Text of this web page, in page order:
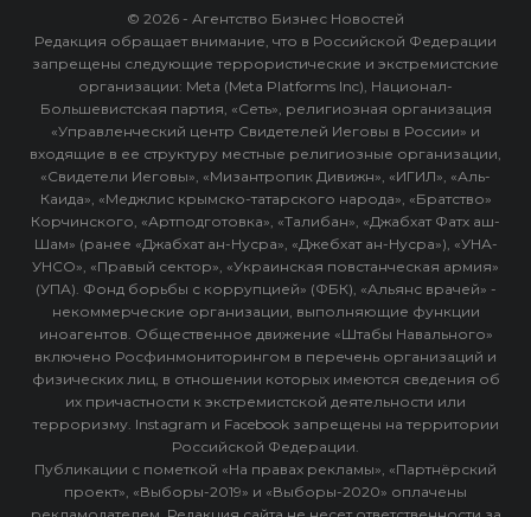
© 2026 - Агентство Бизнес Новостей
Редакция обращает внимание, что в Российской Федерации
запрещены следующие террористические и экстремистские
организации: Meta (Meta Platforms Inc), Национал-
Большевистская партия, «Сеть», религиозная организация
«Управленческий центр Свидетелей Иеговы в России» и
входящие в ее структуру местные религиозные организации,
«Свидетели Иеговы», «Мизантропик Дивижн», «ИГИЛ», «Аль-
Каида», «Меджлис крымско-татарского народа», «Братство»
Корчинского, «Артподготовка», «Талибан», «Джабхат Фатх аш-
Шам» (ранее «Джабхат ан-Нусра», «Джебхат ан-Нусра»), «УНА-
УНСО», «Правый сектор», «Украинская повстанческая армия»
(УПА). Фонд борьбы с коррупцией» (ФБК), «Альянс врачей» -
некоммерческие организации, выполняющие функции
иноагентов. Общественное движение «Штабы Навального»
включено Росфинмониторингом в перечень организаций и
физических лиц, в отношении которых имеются сведения об
их причастности к экстремистской деятельности или
терроризму. Instagram и Facebook запрещены на территории
Российской Федерации.
Публикации с пометкой «На правах рекламы», «Партнёрский
проект», «Выборы-2019» и «Выборы-2020» оплачены